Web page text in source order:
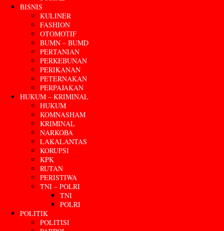
BISNIS
KULINER
FASHION
OTOMOTIF
BUMN – BUMD
PERTANIAN
PERKEBUNAN
PERIKANAN
PETERNAKAN
PERPAJAKAN
HUKUM – KRIMINAL
HUKUM
KOMNASHAM
KRIMINAL
NARKOBA
LAKALANTAS
KORUPSI
KPK
RUTAN
PERISTIWA
TNI – POLRI
TNI
POLRI
POLITIK
POLITISI